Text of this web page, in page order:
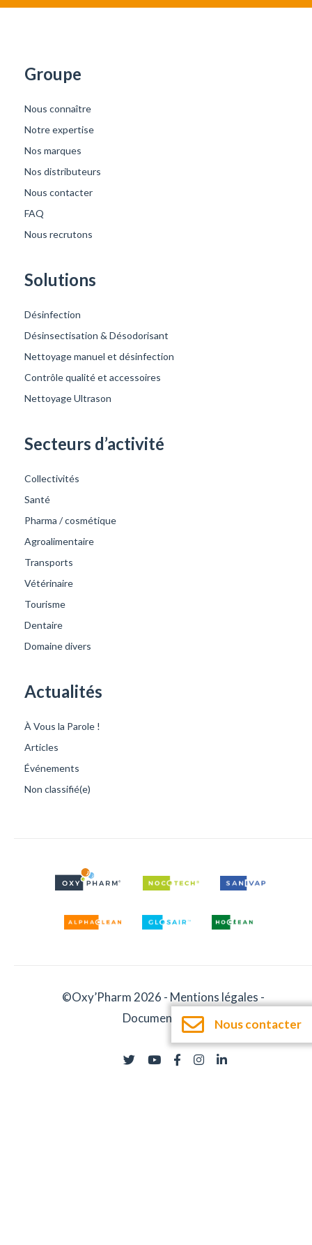
Groupe
Nous connaître
Notre expertise
Nos marques
Nos distributeurs
Nous contacter
FAQ
Nous recrutons
Solutions
Désinfection
Désinsectisation & Désodorisant
Nettoyage manuel et désinfection
Contrôle qualité et accessoires
Nettoyage Ultrason
Secteurs d’activité
Collectivités
Santé
Pharma / cosmétique
Agroalimentaire
Transports
Vétérinaire
Tourisme
Dentaire
Domaine divers
Actualités
À Vous la Parole !
Articles
Événements
Non classifié(e)
©Oxy’Pharm 2026 - Mentions légales -
Documentation
Nous contacter